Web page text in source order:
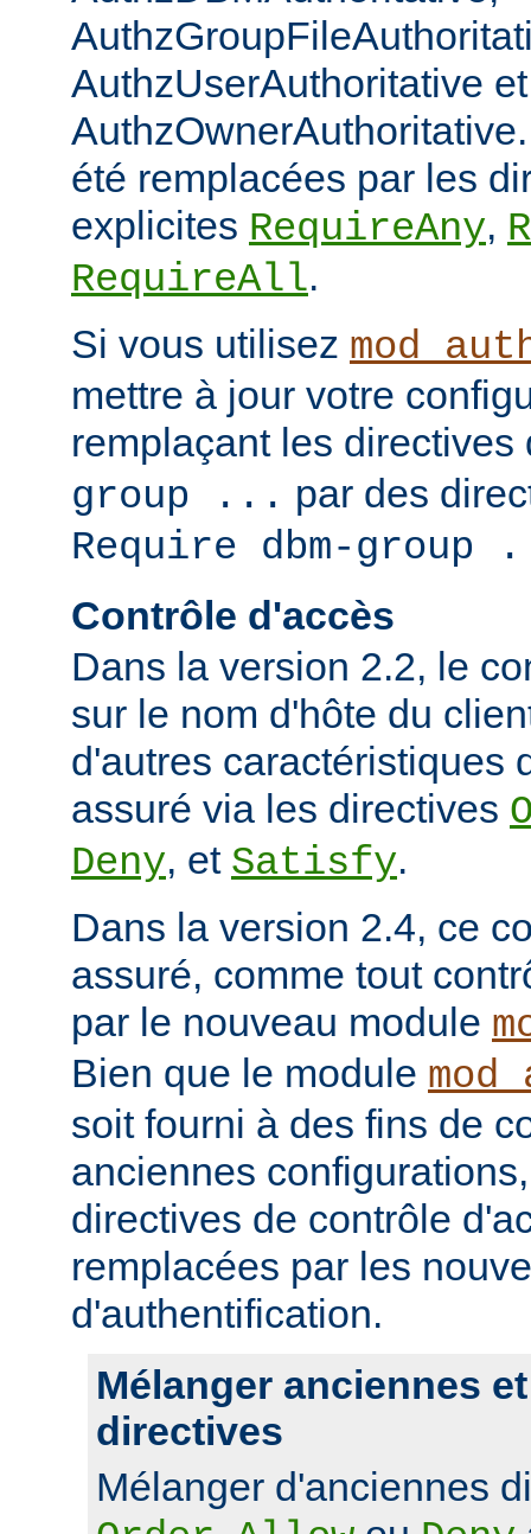
AuthzUserAuthoritative et
été remplacées par les
explicites RequireAny,
RequireAll.
Si vous utilisez
mettre à jour votre
remplaçant les
group ... par des
Require dbm-group
Contrôle d'accès
Dans la version 2.2, le
sur le nom d'hôte du
d'autres caractéristiques
assuré via les directives
Deny, et Satisfy.
Dans la version 2.4, ce
assuré, comme tout
par le nouveau module
Bien que le module
soit fourni à des fins de
anciennes
directives de contrôle
remplacées par les
d'authentification.
Mélanger anciennes
directives
Mélanger d'anciennes